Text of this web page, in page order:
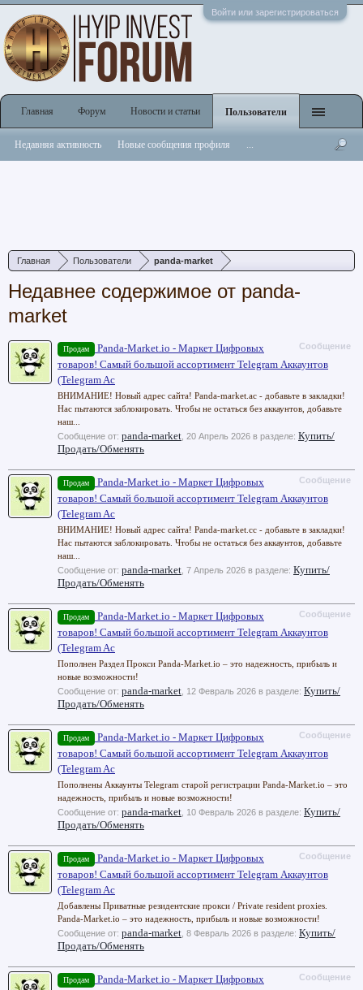
Войти или зарегистрироваться
Главная Пользователи panda-market
Недавнее содержимое от panda-
market
Сообщение
Продам
Panda-Market.io - Маркет Цифровых
товаров! Самый большой ассортимент Telegram Аккаунтов
(Telegram Ac
ВНИМАНИЕ! Новый адрес сайта! Panda-market.ac - добавьте в закладки!
Нас пытаются заблокировать. Чтобы не остаться без аккаунтов, добавьте
наш...
Сообщение от: panda-market 20 Апрель 2026 в разделе: Купить/
Продать/Обменять
Сообщение
Продам
Panda-Market.io - Маркет Цифровых
товаров! Самый большой ассортимент Telegram Аккаунтов
(Telegram Ac
ВНИМАНИЕ! Новый адрес сайта! Panda-market.cc - добавьте в закладки!
Нас пытаются заблокировать. Чтобы не остаться без аккаунтов, добавьте
наш...
Сообщение от: panda-market 7 Апрель 2026 в разделе: Купить/
Продать/Обменять
Сообщение
Продам
Panda-Market.io - Маркет Цифровых
товаров! Самый большой ассортимент Telegram Аккаунтов
(Telegram Ac
Пополнен Раздел Прокси Panda-Market.io – это надежность, прибыль и
новые возможности!
Сообщение от: panda-market 12 Февраль 2026 в разделе: Купить/
Продать/Обменять
Сообщение
Продам
Panda-Market.io - Маркет Цифровых
товаров! Самый большой ассортимент Telegram Аккаунтов
(Telegram Ac
Пополнены Аккаунты Telegram старой регистрации Panda-Market.io – это
надежность, прибыль и новые возможности!
Сообщение от: panda-market 10 Февраль 2026 в разделе: Купить/
Продать/Обменять
Сообщение
Продам
Panda-Market.io - Маркет Цифровых
товаров! Самый большой ассортимент Telegram Аккаунтов
(Telegram Ac
Добавлены Приватные резидентские прокси / Private resident proxies.
Panda-Market.io – это надежность, прибыль и новые возможности!
Сообщение от: panda-market 8 Февраль 2026 в разделе: Купить/
Продать/Обменять
Сообщение
Продам
Panda-Market.io - Маркет Цифровых
Главная Форум Новости и статьи Пользователи
Недавняя активность Новые сообщения профиля ...